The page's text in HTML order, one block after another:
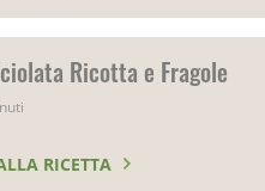
Ricotta e Fragole
RICETTA